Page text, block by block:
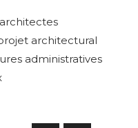
architectural
administratives